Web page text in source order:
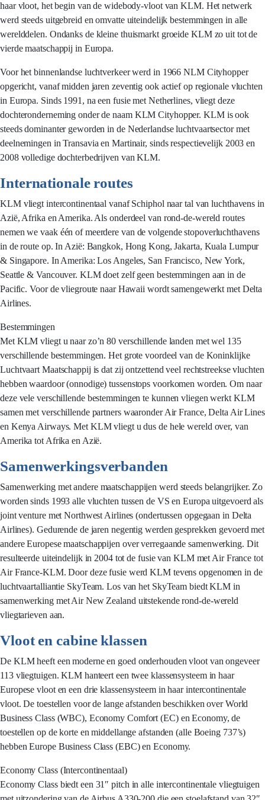
haar vloot, het begin van de widebody-vloot van KLM. Het netwerk
werd steeds uitgebreid en omvatte uiteindelijk bestemmingen in alle
werelddelen. Ondanks de kleine thuismarkt groeide KLM zo uit tot de
vierde maatschappij in Europa.
Voor het binnenlandse luchtverkeer werd in 1966 NLM Cityhopper
opgericht, vanaf midden jaren zeventig ook actief op regionale vluchten
in Europa. Sinds 1991, na een fusie met Netherlines, vliegt deze
dochteronderneming onder de naam KLM Cityhopper. KLM is ook
steeds dominanter geworden in de Nederlandse luchtvaartsector met
deelnemingen in Transavia en Martinair, sinds respectievelijk 2003 en
2008 volledige dochterbedrijven van KLM.
Internationale routes
KLM vliegt intercontinentaal vanaf Schiphol naar tal van luchthavens in
Azië, Afrika en Amerika. Als onderdeel van rond-de-wereld routes
nemen we vaak één of meerdere van de volgende stopoverluchthavens
in de route op. In Azië: Bangkok, Hong Kong, Jakarta, Kuala Lumpur
& Singapore. In Amerika: Los Angeles, San Francisco, New York,
Seattle & Vancouver. KLM doet zelf geen bestemmingen aan in de
Pacific. Voor de vliegroute naar Hawaii wordt samengewerkt met Delta
Airlines.
Bestemmingen
Met KLM vliegt u naar zo’n 80 verschillende landen met wel 135
verschillende bestemmingen. Het grote voordeel van de Koninklijke
Luchtvaart Maatschappij is dat zij ontzettend veel rechtstreekse vluchten
hebben waardoor (onnodige) tussenstops voorkomen worden. Om naar
deze vele verschillende bestemmingen te kunnen vliegen werkt KLM
samen met verschillende partners waaronder Air France, Delta Air Lines
en Kenya Airways. Met KLM vliegt u dus de hele wereld over, van
Amerika tot Afrika en Azië.
Samenwerkingsverbanden
Samenwerking met andere maatschappijen werd steeds belangrijker. Zo
worden sinds 1993 alle vluchten tussen de VS en Europa uitgevoerd als
joint venture met Northwest Airlines (ondertussen opgegaan in Delta
Airlines). Gedurende de jaren negentig werden gesprekken gevoerd met
andere Europese maatschappijen over verregaande samenwerking. Dit
resulteerde uiteindelijk in 2004 tot de fusie van KLM met Air France tot
Air France-KLM. Door deze fusie werd KLM tevens opgenomen in de
luchtvaartalliantie SkyTeam. Los van het SkyTeam biedt KLM in
samenwerking met Air New Zealand uitstekende rond-de-wereld
vliegtarieven aan.
Vloot en cabine klassen
De KLM heeft een moderne en goed onderhouden vloot van ongeveer
113 vliegtuigen. KLM hanteert een twee klassensysteem in haar
Europese vloot en een drie klassensysteem in haar intercontinentale
vloot. De toestellen voor de lange afstanden beschikken over World
Business Class (WBC), Economy Comfort (EC) en Economy, de
toestellen op de korte en middellange afstanden (alle Boeing 737’s)
hebben Europe Business Class (EBC) en Economy.
Economy Class (Intercontinentaal)
Economy Class biedt een 31″ pitch in alle intercontinentale vliegtuigen